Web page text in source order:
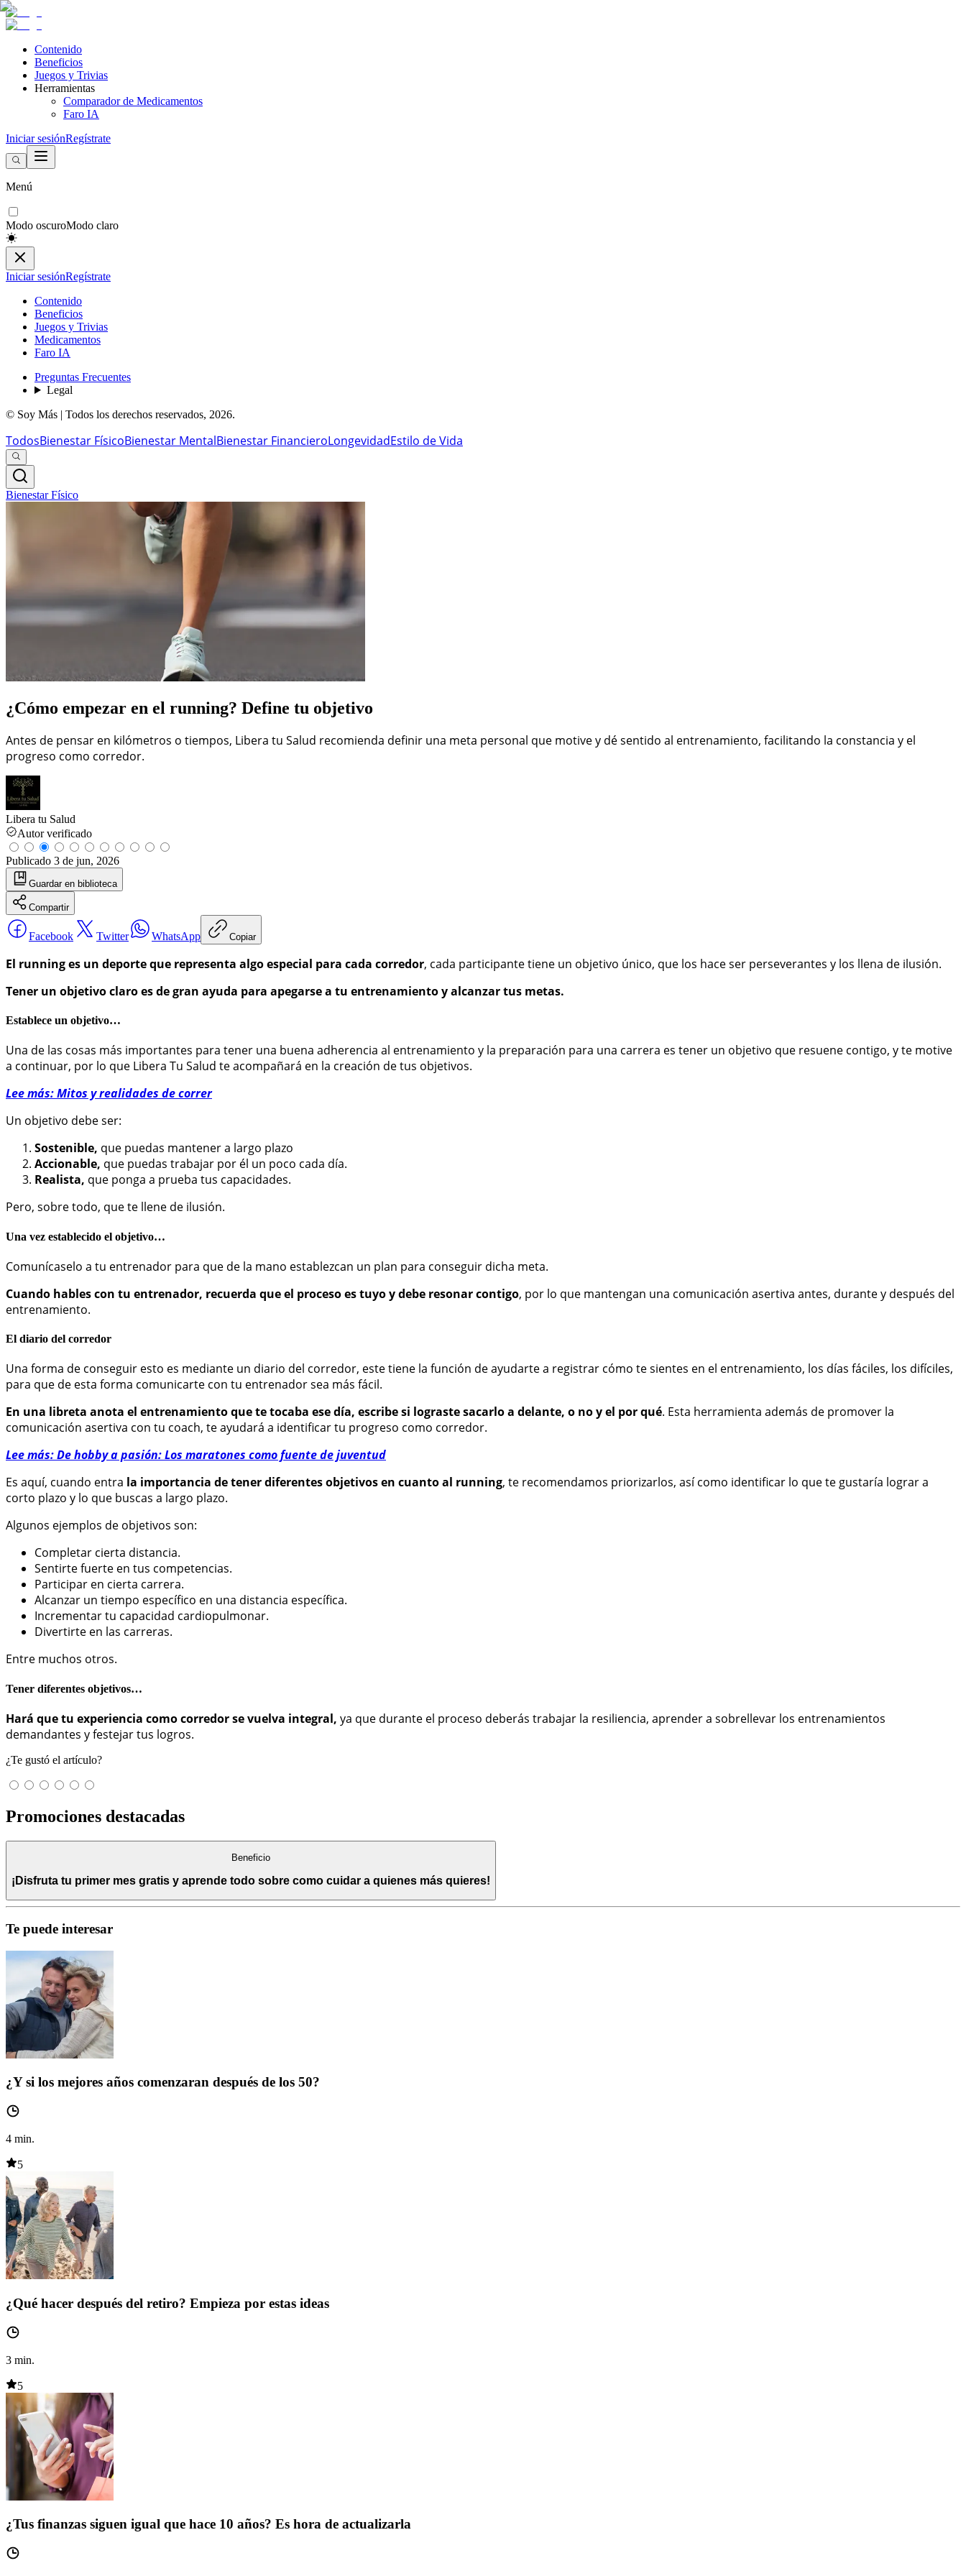
Contenido
Beneficios
Juegos y Trivias
Herramientas
Comparador de Medicamentos
Faro IA
Iniciar sesiónRegístrate
Menú
Modo oscuroModo claro
Iniciar sesiónRegístrate
Contenido
Beneficios
Juegos y Trivias
Medicamentos
Faro IA
Preguntas Frecuentes
Legal
© Soy Más | Todos los derechos reservados, 2026.
TodosBienestar FísicoBienestar MentalBienestar FinancieroLongevidadEstilo de Vida
Bienestar Físico
¿Cómo empezar en el running? Define tu objetivo
Antes de pensar en kilómetros o tiempos, Libera tu Salud recomienda definir una meta personal que motive y dé sentido al entrenamiento, facilitando la constancia y el
progreso como corredor.
Libera tu Salud
Autor verificado
Publicado 3 de jun, 2026
Guardar en biblioteca
Compartir
Facebook Twitter WhatsApp Copiar
El running es un deporte que representa algo especial para cada corredor, cada participante tiene un objetivo único, que los hace ser perseverantes y los llena de ilusión.
Tener un objetivo claro es de gran ayuda para apegarse a tu entrenamiento y alcanzar tus metas.
Establece un objetivo…
Una de las cosas más importantes para tener una buena adherencia al entrenamiento y la preparación para una carrera es tener un objetivo que resuene contigo, y te motive
a continuar, por lo que Libera Tu Salud te acompañará en la creación de tus objetivos.
Lee más: Mitos y realidades de correr
Un objetivo debe ser:
Sostenible, que puedas mantener a largo plazo
Accionable, que puedas trabajar por él un poco cada día.
Realista, que ponga a prueba tus capacidades.
Pero, sobre todo, que te llene de ilusión.
Una vez establecido el objetivo…
Comunícaselo a tu entrenador para que de la mano establezcan un plan para conseguir dicha meta.
Cuando hables con tu entrenador, recuerda que el proceso es tuyo y debe resonar contigo, por lo que mantengan una comunicación asertiva antes, durante y después del
entrenamiento.
El diario del corredor
Una forma de conseguir esto es mediante un diario del corredor, este tiene la función de ayudarte a registrar cómo te sientes en el entrenamiento, los días fáciles, los difíciles,
para que de esta forma comunicarte con tu entrenador sea más fácil.
En una libreta anota el entrenamiento que te tocaba ese día, escribe si lograste sacarlo a delante, o no y el por qué. Esta herramienta además de promover la
comunicación asertiva con tu coach, te ayudará a identificar tu progreso como corredor.
Lee más: De hobby a pasión: Los maratones como fuente de juventud
Es aquí, cuando entra la importancia de tener diferentes objetivos en cuanto al running, te recomendamos priorizarlos, así como identificar lo que te gustaría lograr a
corto plazo y lo que buscas a largo plazo.
Algunos ejemplos de objetivos son:
Completar cierta distancia.
Sentirte fuerte en tus competencias.
Participar en cierta carrera.
Alcanzar un tiempo específico en una distancia específica.
Incrementar tu capacidad cardiopulmonar.
Divertirte en las carreras.
Entre muchos otros.
Tener diferentes objetivos…
Hará que tu experiencia como corredor se vuelva integral, ya que durante el proceso deberás trabajar la resiliencia, aprender a sobrellevar los entrenamientos
demandantes y festejar tus logros.
¿Te gustó el artículo?
Promociones destacadas
Beneficio
¡Disfruta tu primer mes gratis y aprende todo sobre como cuidar a quienes más quieres!
Te puede interesar
¿Y si los mejores años comenzaran después de los 50?
4 min.
5
¿Qué hacer después del retiro? Empieza por estas ideas
3 min.
5
¿Tus finanzas siguen igual que hace 10 años? Es hora de actualizarla